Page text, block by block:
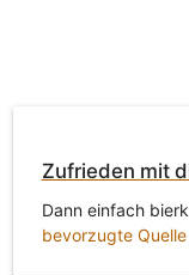
Zufrieden mit
Dann einfach
bevorzugte